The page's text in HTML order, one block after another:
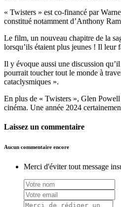
« Twisters » est co-financé par
constitué notamment d’Anthony
Le film, un nouveau chapitre de la
lorsqu’ils étaient plus jeunes ! Il leur
Il y évoque aussi une discussion
pourrait toucher tout le monde à
cataclysmiques ».
En plus de « Twisters », Glen
cinéma. Une année 2024
Laissez un commentaire
Aucun commentaire encore
Merci d'éviter tout message